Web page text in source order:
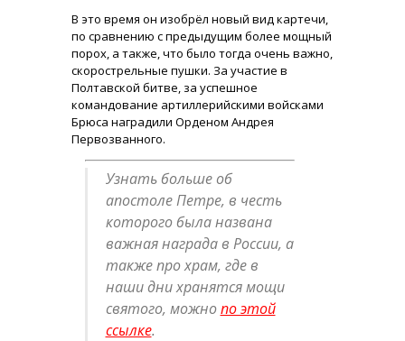
В это время он изобрёл новый вид картечи,
по сравнению с предыдущим более мощный
порох, а также, что было тогда очень важно,
скорострельные пушки. За участие в
Полтавской битве, за успешное
командование артиллерийскими войсками
Брюса наградили Орденом Андрея
Первозванного.
Узнать больше об
апостоле Петре, в честь
которого была названа
важная награда в России, а
также про храм, где в
наши дни хранятся мощи
святого, можнопо этой
ссылке.